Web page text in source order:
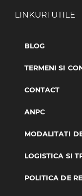
LINKURI UTILE
BLOG
TERMENI SI
CONTACT
ANPC
MODALITATI
LOGISTICA SI
POLITICA DE